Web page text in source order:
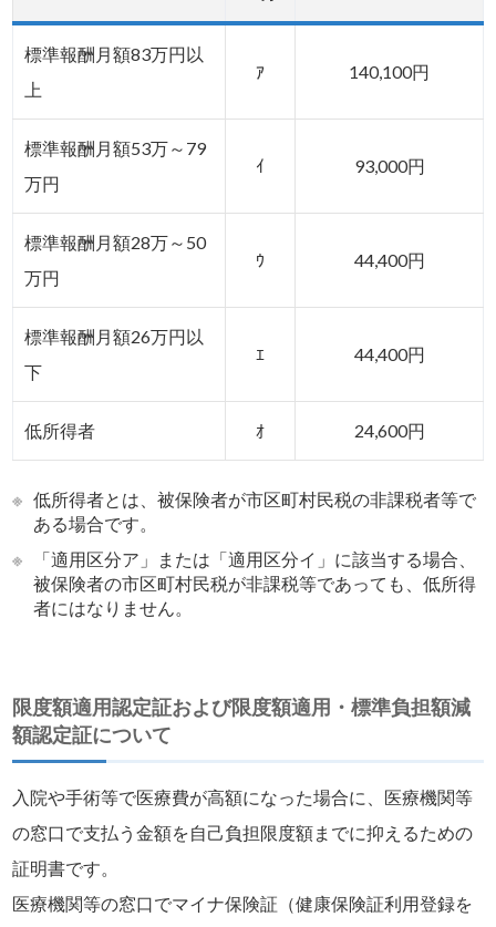
標準報酬月額83万円以
上
ｱ 140,100円
標準報酬月額53万～79
万円
ｲ 93,000円
標準報酬月額28万～50
万円
ｳ 44,400円
標準報酬月額26万円以
下
ｴ 44,400円
低所得者 ｵ 24,600円
※ 低所得者とは、被保険者が市区町村民税の非課税者等で
ある場合です。
※
「適用区分ア」または「適用区分イ」に該当する場合、
被保険者の市区町村民税が非課税等であっても、低所得
者にはなりません。
限度額適用認定証および限度額適用・標準負担額減
額認定証について
入院や手術等で医療費が高額になった場合に、医療機関等
の窓口で支払う金額を自己負担限度額までに抑えるための
証明書です。
医療機関等の窓口でマイナ保険証（健康保険証利用登録を